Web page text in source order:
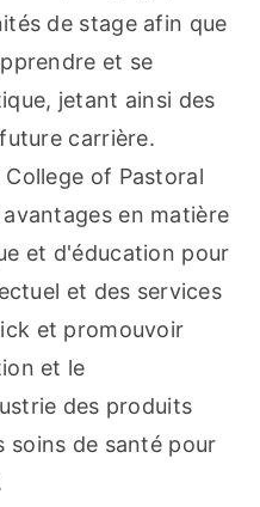
de stage afin que
et se
jetant ainsi des
carrière.
of Pastoral
en matière
et d'éducation pour
et des services
et promouvoir
et le
des produits
soins de santé pour